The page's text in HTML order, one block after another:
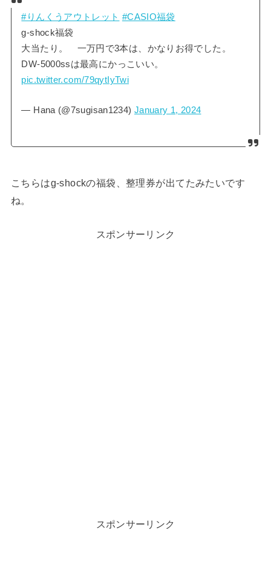
#りんくうアウトレット #CASIO福袋
g-shock福袋
大当たり。 一万円で3本は、かなりお得でした。
DW-5000ssは最高にかっこいい。
pic.twitter.com/79qytIyTwi
— Hana (@7sugisan1234) January 1, 2024
こちらはg-shockの福袋、整理券が出てたみたいです
ね。
スポンサーリンク
スポンサーリンク